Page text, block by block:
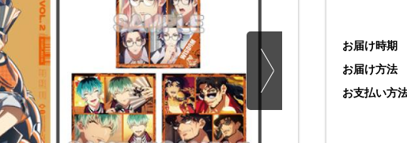
お届け時期
お届け方法
お支払い方